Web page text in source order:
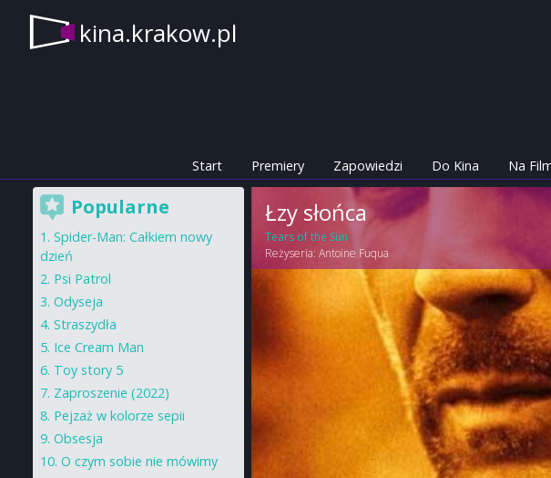
kina.krakow.pl
Start Premiery Zapowiedzi Do Kina Na
Łzy słońca
Tears of the Sun
Reżyseria:Antoine Fuqua
Popularne
Spider-Man: Całkiem nowy
dzień
Psi Patrol
Odyseja
Straszydła
Ice Cream Man
Toy story 5
Zaproszenie (2022)
Pejzaż w kolorze sepii
Obsesja
O czym sobie nie mówimy